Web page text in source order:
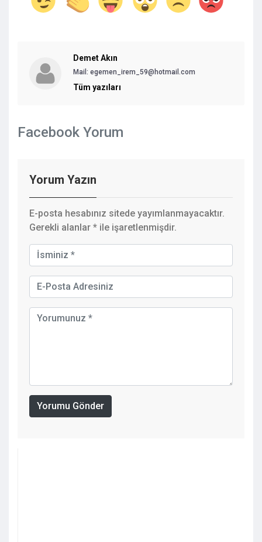
Demet Akın
Mail: egemen_irem_59@hotmail.com
Tüm yazıları
Facebook Yorum
Yorum Yazın
E-posta hesabınız sitede yayımlanmayacaktır.
Gerekli alanlar * ile işaretlenmişdir.
Yorumu Gönder